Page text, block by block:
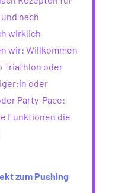
nach
wirklich
wir: Willkommen
Triathlon oder
oder
Party-Pace:
Funktionen die
zum Pushing